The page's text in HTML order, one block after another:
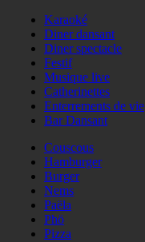
Karaoké
Diner dansant
Diner spectacle
Festif
Musique live
Catherinettes
Enterrements de vie
Bar Dansant
Couscous
Hamburger
Burger
Nems
Paëla
Phö
Pizza